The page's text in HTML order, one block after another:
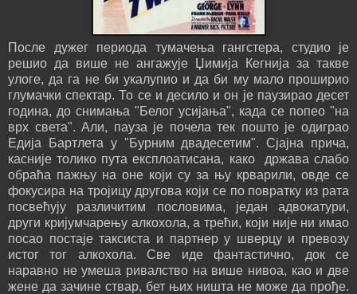
После дужег периода тумачења гангстера, студио је
решио да више не ангажује Џимија Кегнија за такве
улоге, да га не би укалупио и да би му мало проширио
глумачки спектар. То се и десило и он је паузирао десет
година, до снимања "Белог усијања", када се попео "на
врх света". Али, пауза је почела тек пошто је одиграо
Едија Бартлета у "Бурним двадесетим". Сјајна прича,
касније толико пута експлоатисана, како држава слабо
обраћа пажњу на оне који су за њу крварили, овде се
фокусира на тројицу другова који се по повратку из рата
посвећују различитим пословима, један адвокатури,
други кријумчарењу алкохола, а трећи, који није ни имао
посао постаје таксиста и партнер у шверцу и превозу
истог тог алкохола. Све иде фантастично, док се
наравно не умеша ривалство на више нивоа, као и две
жене да зачине ствар, бет њих ништа не може да прође.